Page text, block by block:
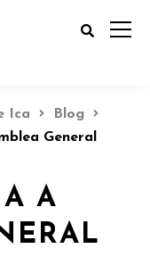
Ica
Blog
General
A